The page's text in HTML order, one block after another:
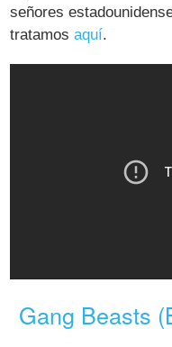
señores
tratamosaquí.
Gang Beasts